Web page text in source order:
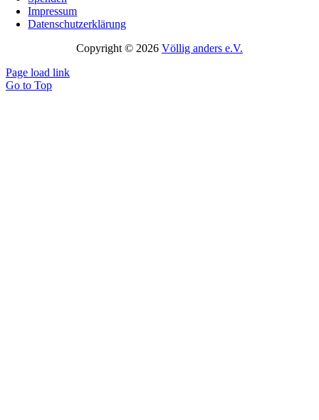
Impressum
Datenschutzerklärung
Copyright © 2026 Völlig anders e.V.
Page load link
Go to Top